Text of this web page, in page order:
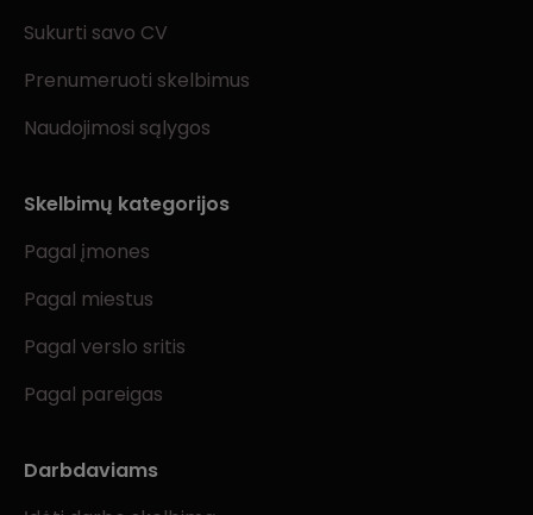
Sukurti savo CV
Prenumeruoti skelbimus
Naudojimosi sąlygos
Skelbimų kategorijos
Pagal įmones
Pagal miestus
Pagal verslo sritis
Pagal pareigas
Darbdaviams